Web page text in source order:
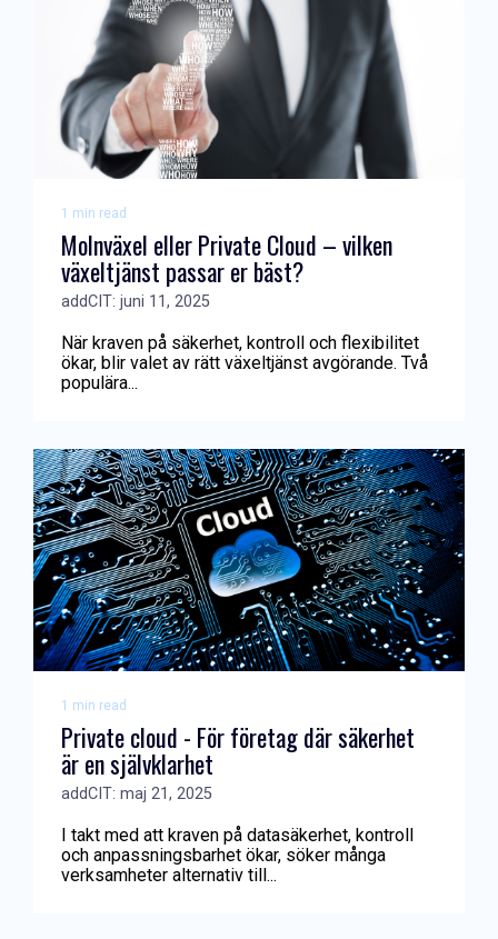
1 min read
Molnväxel eller Private Cloud – vilken
växeltjänst passar er bäst?
addCIT: juni 11, 2025
När kraven på säkerhet, kontroll och flexibilitet
ökar, blir valet av rätt växeltjänst avgörande. Två
populära...
1 min read
Private cloud - För företag där säkerhet
är en självklarhet
addCIT: maj 21, 2025
I takt med att kraven på datasäkerhet, kontroll
och anpassningsbarhet ökar, söker många
verksamheter alternativ till...